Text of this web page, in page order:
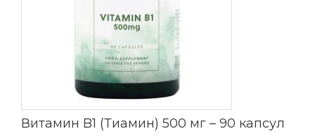
Витамин B1 (Тиамин) 500 мг – 90 капсул